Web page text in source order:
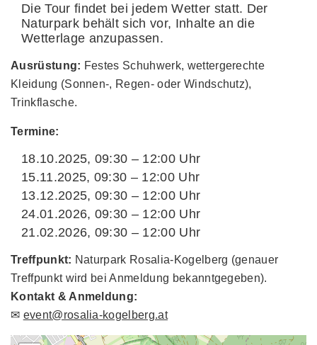
Die Tour findet bei jedem Wetter statt. Der
Naturpark behält sich vor, Inhalte an die
Wetterlage anzupassen.
Ausrüstung: Festes Schuhwerk, wettergerechte
Kleidung (Sonnen-, Regen- oder Windschutz),
Trinkflasche.
Termine:
18.10.2025, 09:30 – 12:00 Uhr
15.11.2025, 09:30 – 12:00 Uhr
13.12.2025, 09:30 – 12:00 Uhr
24.01.2026, 09:30 – 12:00 Uhr
21.02.2026, 09:30 – 12:00 Uhr
Treffpunkt: Naturpark Rosalia-Kogelberg (genauer
Treffpunkt wird bei Anmeldung bekanntgegeben).
Kontakt & Anmeldung:
✉ event@rosalia-kogelberg.at